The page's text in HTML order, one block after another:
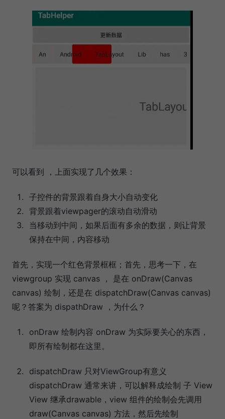
可以看到 ，上面实现了几个效果：
子控件的背景跟着自身大小自动变化
背景跟着viewpager的滚动自动滑动
当移动到中间，如果后面有多余的数据，则让背景
保持在中间，内容移动
首先，实现一个红色背景框框；首先，思考一下，在
viewgroup 实现 canvas ， 是在 onDraw(Canvas
canvas) 绘制，还是在 dispatchDraw(Canvas canvas)
呢？答案为 dispathDraw ，为什么？
onDraw 绘制内容 onDraw 为实际要关心的东西，
即所有绘制都在这里。
dispatchDraw 只对ViewGroup有意义
dispatchDraw 通常来讲，可以解释成绘制 子 View
View 继承drawable，view 组件的绘制会先调用
draw(Canvas canvas) 方法，然后先绘制